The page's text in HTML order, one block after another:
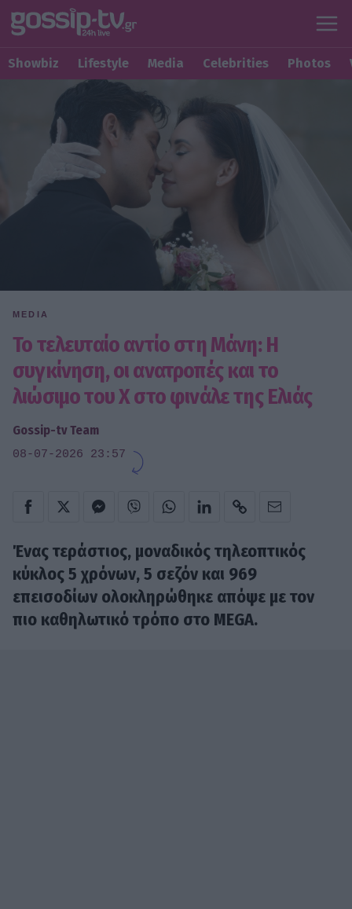
Showbiz Lifestyle Media Celebrities Photos
MEDIA
Το τελευταίο αντίο στη Μάνη: Η
συγκίνηση, οι ανατροπές και το
λιώσιμο του Χ στο φινάλε της Ελιάς
Gossip-tv Team
08-07-2026 23:57
Ένας τεράστιος, μοναδικός τηλεοπτικός
κύκλος 5 χρόνων, 5 σεζόν και 969
επεισοδίων ολοκληρώθηκε απόψε με τον
πιο καθηλωτικό τρόπο στο MEGA.